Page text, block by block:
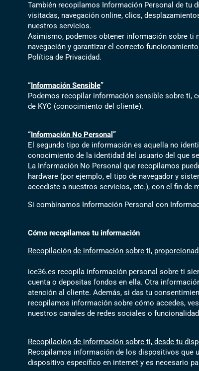
También recopilamos Información Personal de tu
visitadas, navegación online, clics,
nuestros servicios.
Asimismo, podemos obtener información sobre ti
navegación y garantizar el correcto
Política de Privacidad.
“Información Sensible”
Podemos recopilar información sensible sobre ti,
de KYC (conocimiento del cliente).
“Información No Personal ”
El segundo tipo de información es aquella no
conocimiento de la identidad del usuario del que
La Información No Personal que recopilamos
hardware (por ejemplo, el tipo de navegador y
accediste a nuestros servicios, etc.), con el fin de
Si combinamos Información Personal con
Cómo recopilamos tu información
Recopilación de información sobre ti,
ice36.es recopila información personal sobre ti
cuenta o depositas fondos en ella. Otra
atención al cliente. Además, si das tu
recopilamos información sobre cómo accedes,
nuestros canales de redes sociales o
Recopilación de información sobre ti, desde tu
Recopilamos información de los dispositivos que
dispositivo específico en internet y es necesario